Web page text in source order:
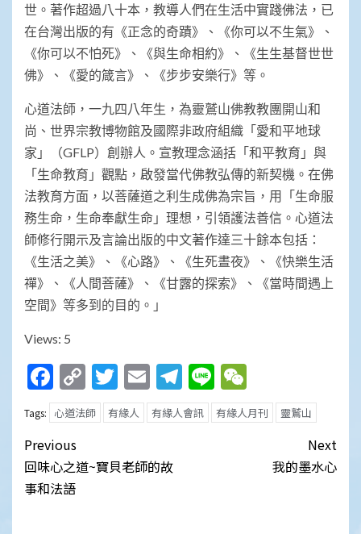
世。著作超過八十本，教導人們在生活中實踐佛法，已
在台灣出版的有《正念的奇蹟》、《你可以不生氣》、
《你可以不怕死》、《與生命相約》、《生生基督世世
佛》、《愛的箴言》、《步步安樂行》等。
心道法師，一九四八年生，為靈鷲山佛教教團開山和
尚、世界宗教博物館及國際非政府組織「愛和平地球
家」（GFLP）創辦人。宣教理念涵括「和平教育」與
「生命教育」觀點，啟發當代佛教弘傳的新契機。在佛
法教育方面，以菩薩道之利生成佛為宗旨，用「生命服
務生命，生命奉獻生命」理想，引領護法善信。心道法
師修行開示及言論出版的中文著作達三十餘本包括：
《生活之美》、《心路》、《生死晝夜》、《快樂生活
禪》、《人間菩薩》、《甘露的探索》、《當時間遇上
空間》等多到的目的。」
Views: 5
Facebook
Copy
Link
Twitter
EmailTelegram
Line
Tags: 心道法師 有緣人 有緣人會訊 有緣人月刊 靈鷲山
Post
navigation
Previous
回味心之道~寶貝老師的故
事和法語
Next
我的墨水心